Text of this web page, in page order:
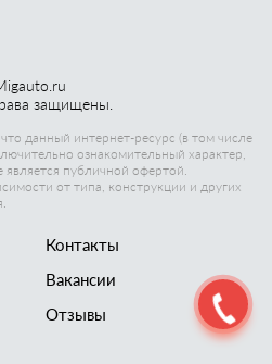
защищены.
данный интернет-ресурс (в том числе
ознакомительный характер,
публичной офертой.
от типа, конструкции и других
Контакты
Вакансии
Отзывы